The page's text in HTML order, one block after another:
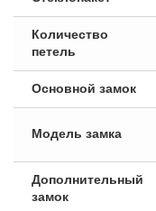
Количество
петель
Основной замок
Модель замка
Дополнительный
замок